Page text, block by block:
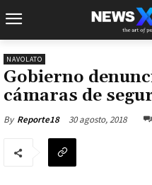
NAVOLATO
Gobierno
cámaras de
By Reporte18 30 agosto, 2018